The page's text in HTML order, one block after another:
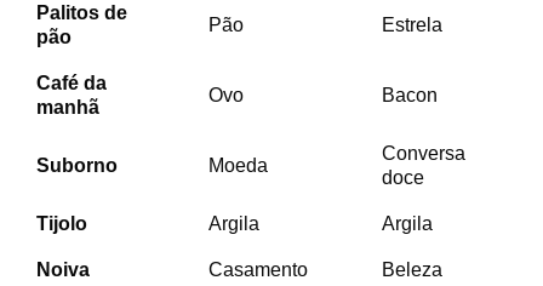
Palitos de
pão
Pão Estrela
Café da
manhã
Ovo Bacon
Suborno Moeda
Conversa
doce
Tijolo Argila Argila
Noiva Casamento Beleza